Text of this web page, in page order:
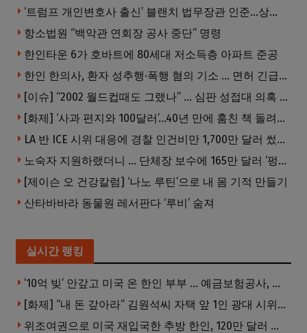
‘트럼프 개인변호사 출신’ 블랜치 법무장관 인준…상원 50대49 가결
항소법원 “백악관 연회장 공사 중단” 명령
한인타운 6가 호바트에 80세대 저소득층 아파트 준공
한인 한의사, 환자 성추행·폭행 혐의 기소 … 면허 긴급정지
[이슈] “2002 월드컵때도 그랬나” … 심판 성접대 의혹 해외로 일파만파, 4강 신화까지 불똥
[화제] ‘사과 편지와 100달러’…40년 만에 훔친 책 돌려준 절도범
LA 반 ICE 시위 대응에 경찰 인건비만 1,700만 달러 썼다.
노숙자 지원하랬더니 … 단체장 보수에 165만 달러 ‘펑펑’
[제이슨 오 건강칼럼] ‘나노 루틴’으로 내 몸 기적 만들기
산타바바라 동물원 레서판다 ‘루비’ 숨져
실시간 랭킹
’10억 빚’ 안갚고 미국 온 한인 부부 … 예금보험공사, 미국서 소송
[화제] “내 돈 갚아라” 김원석씨 자택 앞 1인 광대 시위 … 한인 투자사, “108만 달러 못받아”
위조여권으로 미국 재입국한 추방 한인, 120만 달러 은행 사기 행각